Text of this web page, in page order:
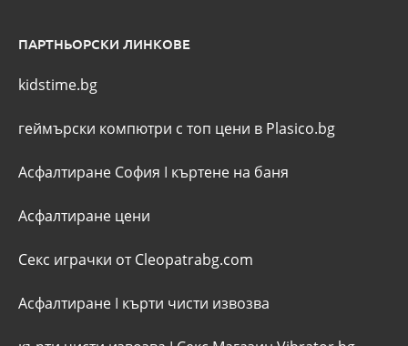
ПАРТНЬОРСКИ ЛИНКОВЕ
kidstime.bg
геймърски компютри с топ цени в Plasico.bg
Асфалтиране София I къртене на баня
Асфалтиране цени
Секс играчки от Cleopatrabg.com
Асфалтиране I кърти чисти извозва